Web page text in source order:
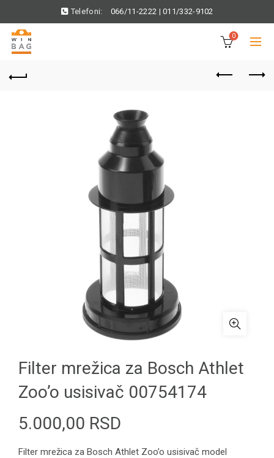
Telefoni: 066/11-2222 |011/332-9102
0
Filter mrežica za Bosch Athlet
Zoo’o usisivač 00754174
5.000,00 RSD
Filter mrežica za Bosch Athlet Zoo’o usisivač model